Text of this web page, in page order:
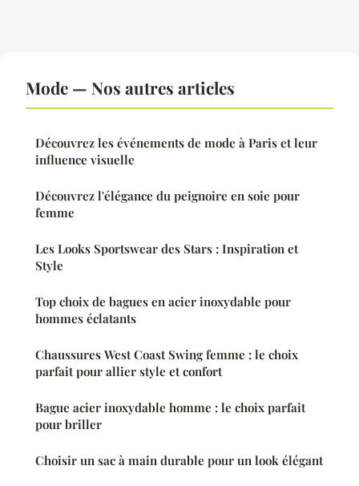
Mode — Nos autres articles
Découvrez les événements de mode à Paris et leur
influence visuelle
Découvrez l'élégance du peignoire en soie pour
femme
Les Looks Sportswear des Stars : Inspiration et
Style
Top choix de bagues en acier inoxydable pour
hommes éclatants
Chaussures West Coast Swing femme : le choix
parfait pour allier style et confort
Bague acier inoxydable homme : le choix parfait
pour briller
Choisir un sac à main durable pour un look élégant